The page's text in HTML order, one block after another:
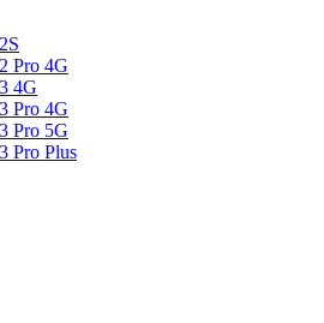
Pro 4G
4G
Pro 4G
Pro 5G
Pro Plus